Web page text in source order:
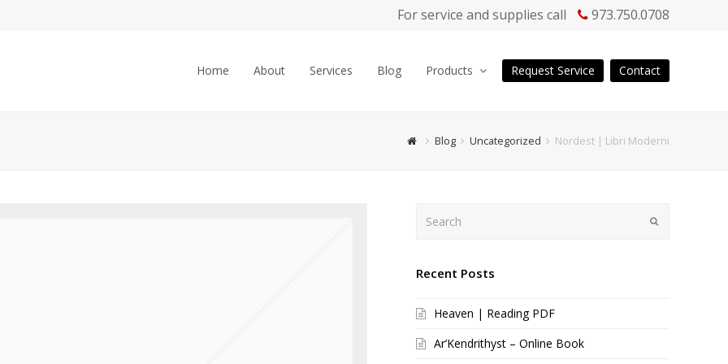
For service and supplies call 973.750.0708
Home About Services Blog Products Request Service Contact
Blog Uncategorized Nordest | Libri Moderni
Recent Posts
Heaven | Reading PDF
Ar’Kendrithyst – Online Book